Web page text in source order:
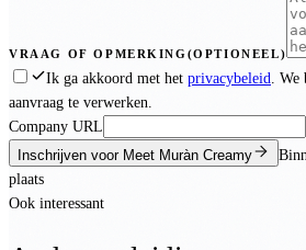
VRAAG OF OPMERKING(OPTIONEEL)
Ik ga akkoord met het privacybeleid. We
aanvraag te verwerken.
Company URL
Inschrijven voor Meet Muràn Creamy
plaats
Ook interessant